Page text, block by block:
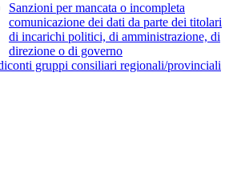
Sanzioni per mancata o incompleta
comunicazione dei dati da parte dei titolari
di incarichi politici, di amministrazione, di
direzione o di governo
gruppi consiliari regionali/provinciali